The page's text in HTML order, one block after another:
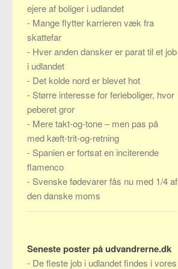
ejere af boliger i udlandet
- Mange flytter karrieren væk fra
skattefar
- Hver anden dansker er parat til et job
i udlandet
- Det kolde nord er blevet hot
- Større interesse for ferieboliger, hvor
peberet gror
- Mere takt-og-tone – men pas på
med kæft-trit-og-retning
- Spanien er fortsat en inciterende
flamenco
- Svenske fødevarer fås nu med 1/4 af
den danske moms
Seneste poster på udvandrerne.dk
- De fleste job i udlandet findes i vores